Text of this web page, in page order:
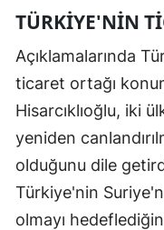
TÜRKIYE'NIN
Açıklamalarında
ticaret ortağı
Hisarcıklıoğlu, iki
yeniden
olduğunu dile
Türkiye'nin
olmayı